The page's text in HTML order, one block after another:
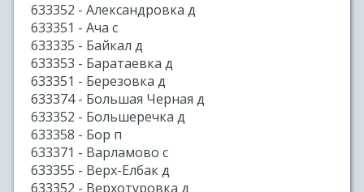
633352 - Александровка д
633351 - Ача с
633335 - Байкал д
633353 - Баратаевка д
633351 - Березовка д
633374 - Большая Черная д
633352 - Большеречка д
633358 - Бор п
633371 - Варламово с
633355 - Верх-Елбак д
633352 - Верхотуровка д